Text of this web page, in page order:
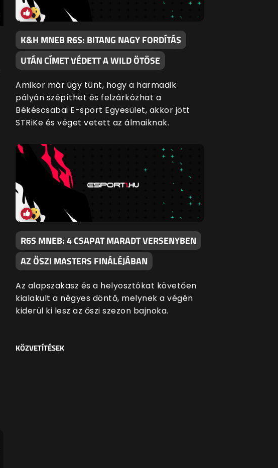
K&H MNEB R6S: BITANG NAGY FORDÍTÁS
UTÁN CÍMET VÉDETT A WILD ÖTÖSE
Amikor már úgy tűnt, hogy a harmadik
pályán szépíthet és felzárkózhat a
Békéscsabai E-sport Egyesület, akkor jött
STRiKe és véget vetett az álmaiknak.
R6S MNEB: 4 CSAPAT MARADT VERSENYBEN
AZ ŐSZI MASTERS FINÁLÉJÁBAN
Az alapszakasz és a helyosztókat követően
kialakult a négyes döntő, melynek a végén
kiderül ki lesz az őszi szezon bajnoka.
KÖZVETÍTÉSEK